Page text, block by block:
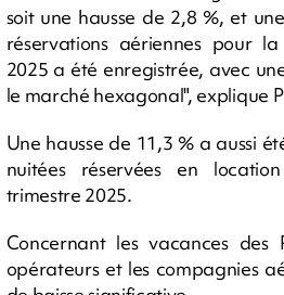
soit une hausse de 2,8 %, et
réservations aériennes pour
2025 a été enregistrée, avec
le marché hexagonal", explique
Une hausse de 11,3 % a aussi
nuitées réservées en
trimestre 2025.
Concernant les vacances des
opérateurs et les compagnies